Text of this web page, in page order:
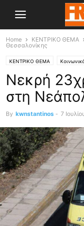
Home ΚΕΝΤΡΙΚΟ ΘΕΜΑ
Θεσσαλονίκης
ΚΕΝΤΡΙΚΟ ΘΕΜΑ
Νεκρή
στη
By kwnstantinos - 7